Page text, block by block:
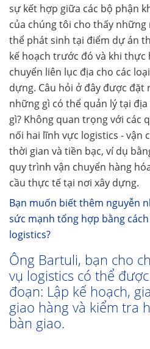
sự kết hợp giữa các bộ phận
của chúng tôi cho thấy
thể phát sinh tại điểm dự án
kế hoạch trước đó và khi thực
chuyển liên lục địa cho các
dựng. Câu hỏi ở đây được đặt
những gì có thể quản lý tại
gì? Không quan trọng với các
nối hai lĩnh vực logistics - vận
thời gian và tiền bạc, ví dụ
quy trình vận chuyển hàng
cầu thực tế tại nơi xây dựng.
Bạn muốn biết thêm nguyễn
sức mạnh tổng hợp bằng
logistics?
Ông Bartuli, bạn cho
vụ logistics có thể
đoạn: Lập kế hoạch,
giao hàng và kiểm tra
bàn giao.